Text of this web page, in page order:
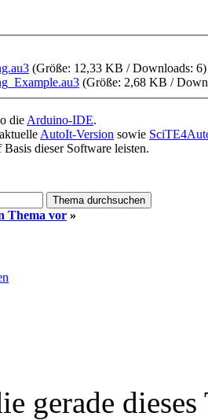
(Größe: 12,33 KB / Downloads:
(Größe: 2,68 KB /
die Arduino-IDE.
AutoIt-Version sowie
dieser Software leisten.
Thema vor »
gerade